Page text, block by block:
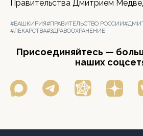
Правительства Дмитрием
#БАШКИРИЯ#ПРАВИТЕЛЬСТВО РОССИИ
#ЛЕКАРСТВА#ЗДРАВООХРАНЕНИЕ
Присоединяйтесь —
наших